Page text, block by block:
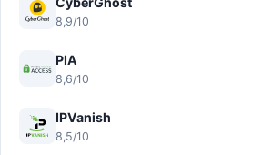
8,9/10
PIA
8,6/10
IPVanish
8,5/10